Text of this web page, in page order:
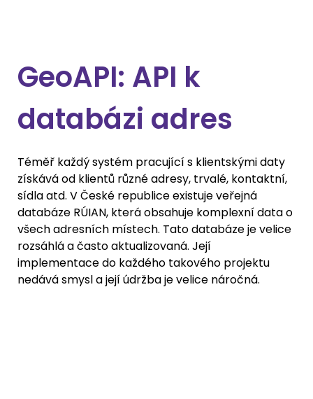
GeoAPI: API k
databázi adres
Téměř každý systém pracující s klientskými daty
získává od klientů různé adresy, trvalé, kontaktní,
sídla atd. V České republice existuje veřejná
databáze RÚIAN, která obsahuje komplexní data o
všech adresních místech. Tato databáze je velice
rozsáhlá a často aktualizovaná. Její
implementace do každého takového projektu
nedává smysl a její údržba je velice náročná.